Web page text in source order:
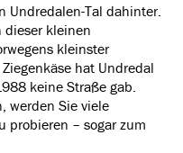
Undredalen-Tal dahinter.
dieser kleinen
kleinster
hat Undredal
keine Straße gab.
werden Sie viele
probieren – sogar zum